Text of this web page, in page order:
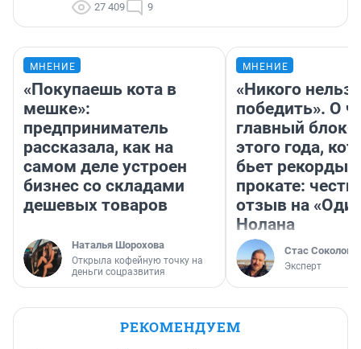
27 409 9
МНЕНИЕ
«Покупаешь кота в
мешке»:
предприниматель
рассказала, как на
самом деле устроен
бизнес со складами
дешевых товаров
Наталья Шорохова
Открыла кофейную точку на
деньги соцразвития
МНЕНИЕ
«Никого нельзя
победить». О
главный
этого года,
бьет рекорды в
прокате:
отзыв на
Нолана
Стас Соколов
Эксперт
РЕКОМЕНДУЕМ